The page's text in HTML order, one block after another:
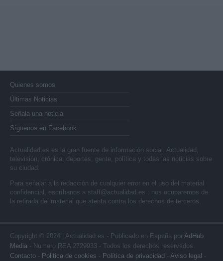
Quienes somos
Últimas Noticias
Señala una noticia
Síguenos en Facebook
Actualidad.es es la gran fuente de información social. Actualidad,
televisión, crónica, deportes, gente, política y todas las noticias sobre
su ciudad.
Para señalar a la redacción de cualquier error en el uso del material
confidencial, escríbanos a staff@actualidad.es : nos ocuparemos de
la retirada del material que atenta contra los derechos de terceros.
Copyright © 2024 | Actualidad.es - Publicado en España por AdHub
Media - Numero REA 2729933 - Todos los derechos reservados.
Contacto - Politica de cookies - Política de privacidad - Aviso legal -